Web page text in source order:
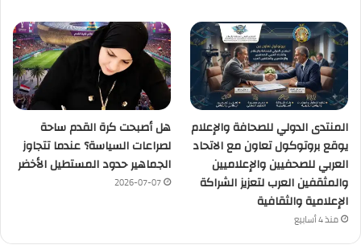
المنتدى الدولي للصحافة والإعلام
يوقع بروتوكول تعاون مع الاتحاد
العربي للصحفيين والإعلاميين
والمثقفين العرب لتعزيز الشراكة
الإعلامية والثقافية
منذ 4 أسابيع
هل أصبحت كرة القدم ساحة
لصراعات السياسة؟ عندما تتجاوز
الجماهير حدود المستطيل الأخضر
2026-07-07